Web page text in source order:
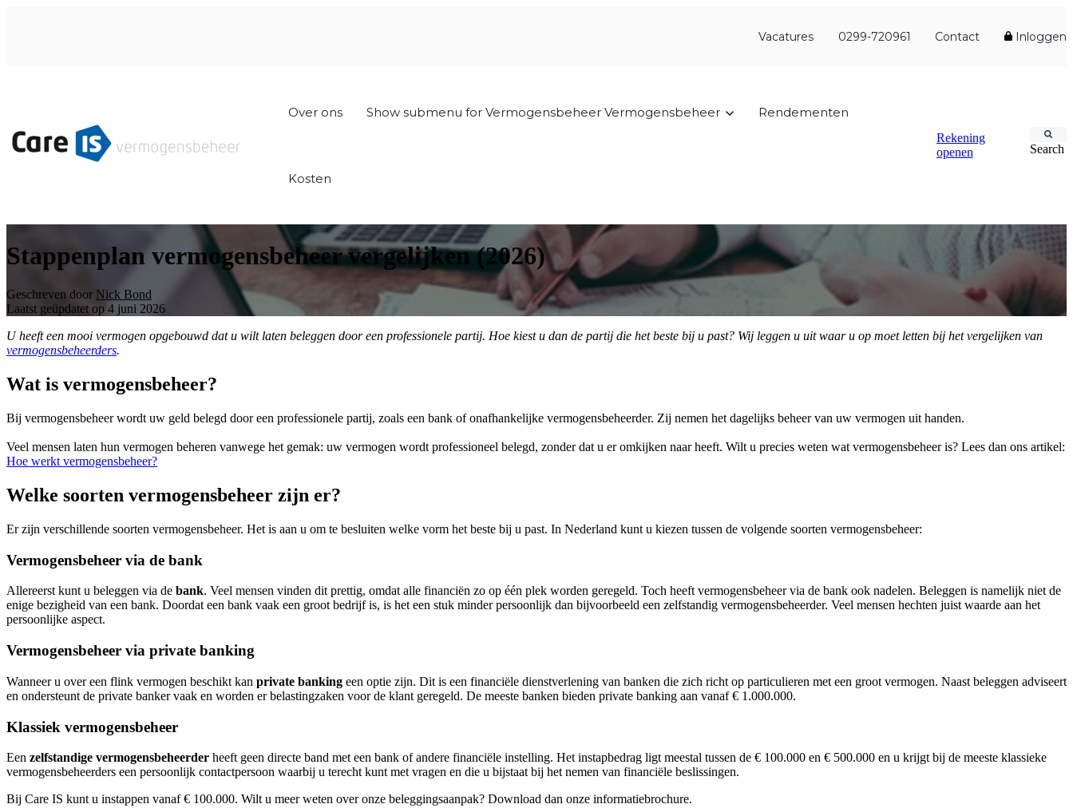
Vacatures 0299-720961 Contact Inloggen
Over ons Show submenu for Vermogensbeheer Vermogensbeheer Rendementen
Kosten
Rekening
openen
Search
Stappenplan vermogensbeheer vergelijken (2026)
Geschreven door Nick Bond
Laatst geüpdatet op 4 juni 2026
U heeft een mooi vermogen opgebouwd dat u wilt laten beleggen door een professionele partij. Hoe kiest u dan de partij die het beste bij u past? Wij leggen u uit waar u op moet letten bij het vergelijken van
vermogensbeheerders.
Wat is vermogensbeheer?
Bij vermogensbeheer wordt uw geld belegd door een professionele partij, zoals een bank of onafhankelijke vermogensbeheerder. Zij nemen het dagelijks beheer van uw vermogen uit handen.
Veel mensen laten hun vermogen beheren vanwege het gemak: uw vermogen wordt professioneel belegd, zonder dat u er omkijken naar heeft. Wilt u precies weten wat vermogensbeheer is? Lees dan ons artikel:
Hoe werkt vermogensbeheer?
Welke soorten vermogensbeheer zijn er?
Er zijn verschillende soorten vermogensbeheer. Het is aan u om te besluiten welke vorm het beste bij u past. In Nederland kunt u kiezen tussen de volgende soorten vermogensbeheer:
Vermogensbeheer via de bank
Allereerst kunt u beleggen via de bank. Veel mensen vinden dit prettig, omdat alle financiën zo op één plek worden geregeld. Toch heeft vermogensbeheer via de bank ook nadelen. Beleggen is namelijk niet de
enige bezigheid van een bank. Doordat een bank vaak een groot bedrijf is, is het een stuk minder persoonlijk dan bijvoorbeeld een zelfstandig vermogensbeheerder. Veel mensen hechten juist waarde aan het
persoonlijke aspect.
Vermogensbeheer via private banking
Wanneer u over een flink vermogen beschikt kan private banking een optie zijn. Dit is een financiële dienstverlening van banken die zich richt op particulieren met een groot vermogen. Naast beleggen adviseert
en ondersteunt de private banker vaak en worden er belastingzaken voor de klant geregeld. De meeste banken bieden private banking aan vanaf € 1.000.000.
Klassiek vermogensbeheer
Een zelfstandige vermogensbeheerder heeft geen directe band met een bank of andere financiële instelling. Het instapbedrag ligt meestal tussen de € 100.000 en € 500.000 en u krijgt bij de meeste klassieke
vermogensbeheerders een persoonlijk contactpersoon waarbij u terecht kunt met vragen en die u bijstaat bij het nemen van financiële beslissingen.
Bij Care IS kunt u instappen vanaf € 100.000. Wilt u meer weten over onze beleggingsaanpak? Download dan onze informatiebrochure.